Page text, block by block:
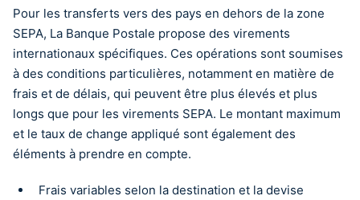
Pour les transferts vers des pays en dehors de la zone
SEPA, La Banque Postale propose des virements
internationaux spécifiques. Ces opérations sont soumises
à des conditions particulières, notamment en matière de
frais et de délais, qui peuvent être plus élevés et plus
longs que pour les virements SEPA. Le montant maximum
et le taux de change appliqué sont également des
éléments à prendre en compte.
Frais variables selon la destination et la devise